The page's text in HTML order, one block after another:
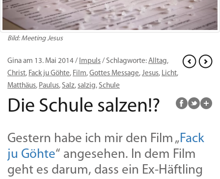
Bild: Meeting Jesus
Gina am 13. Mai 2014 / Impuls / Schlagworte: Alltag,
Christ, Fack ju Göhte, Film, Gottes Message, Jesus, Licht,
Matthäus, Paulus, Salz, salzig, Schule
Die Schule salzen!?
Gestern habe ich mir den Film „Fack
ju Göhte“ angesehen. In dem Film
geht es darum, dass ein Ex-Häftling